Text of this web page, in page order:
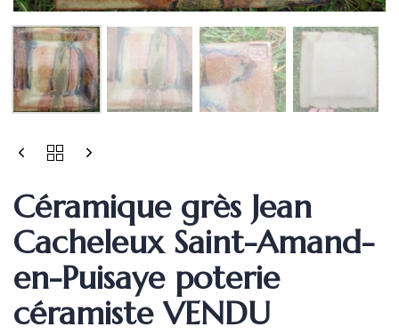
Céramique grès Jean
Cacheleux Saint-Amand-
en-Puisaye poterie
céramiste VENDU